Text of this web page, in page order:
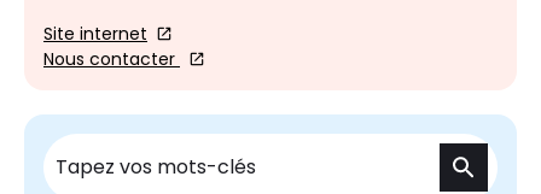
Site internet
Nous contacter
Recherche